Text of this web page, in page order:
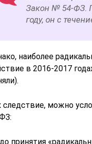
Закон № 54-ФЗ.
году, он с
наиболее
в 2016-2017
следствие, можно
до принятия